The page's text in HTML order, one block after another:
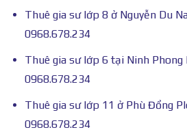
Thuê gia sư lớp 8 ở Nguyễn Du
0968.678.234
Thuê gia sư lớp 6 tại Ninh Phong
0968.678.234
Thuê gia sư lớp 11 ở Phù Đổng
0968.678.234